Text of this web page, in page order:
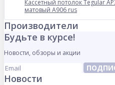
Кассетный потолок Tegular
матовый А906 rus
Производители
Будьте в курсе!
Новости, обзоры и акции
Новости